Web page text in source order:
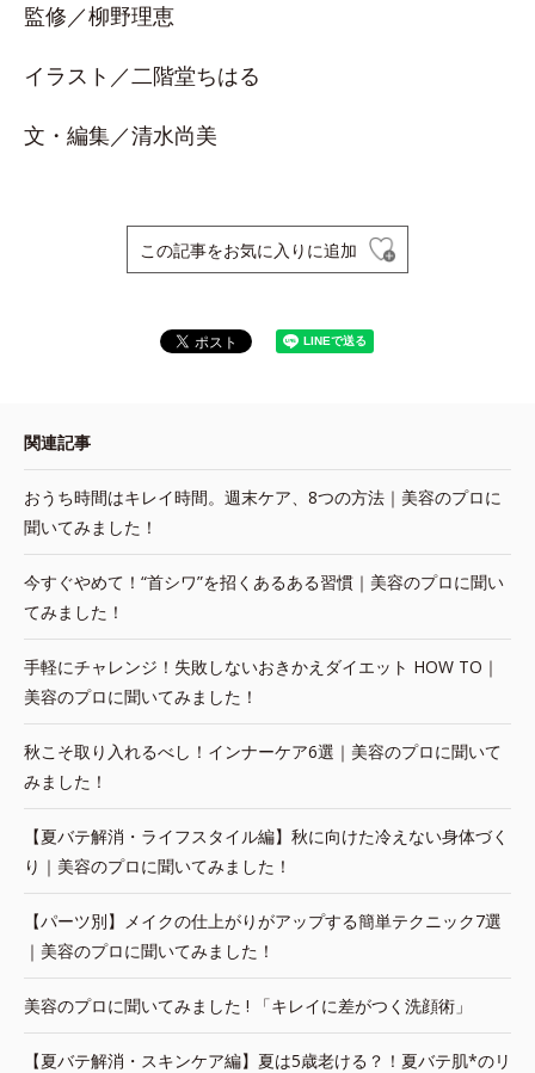
監修／柳野理恵
イラスト／二階堂ちはる
文・編集／清水尚美
この記事をお気に入りに追加
関連記事
おうち時間はキレイ時間。週末ケア、8つの方法｜美容のプロに
聞いてみました！
今すぐやめて！“首シワ”を招くあるある習慣｜美容のプロに聞い
てみました！
手軽にチャレンジ！失敗しないおきかえダイエット HOW TO｜
美容のプロに聞いてみました！
秋こそ取り入れるべし！インナーケア6選｜美容のプロに聞いて
みました！
【夏バテ解消・ライフスタイル編】秋に向けた冷えない身体づく
り｜美容のプロに聞いてみました！
【パーツ別】メイクの仕上がりがアップする簡単テクニック7選
｜美容のプロに聞いてみました！
美容のプロに聞いてみました ! 「キレイに差がつく洗顔術」
【夏バテ解消・スキンケア編】夏は5歳老ける？！夏バテ肌*のリ